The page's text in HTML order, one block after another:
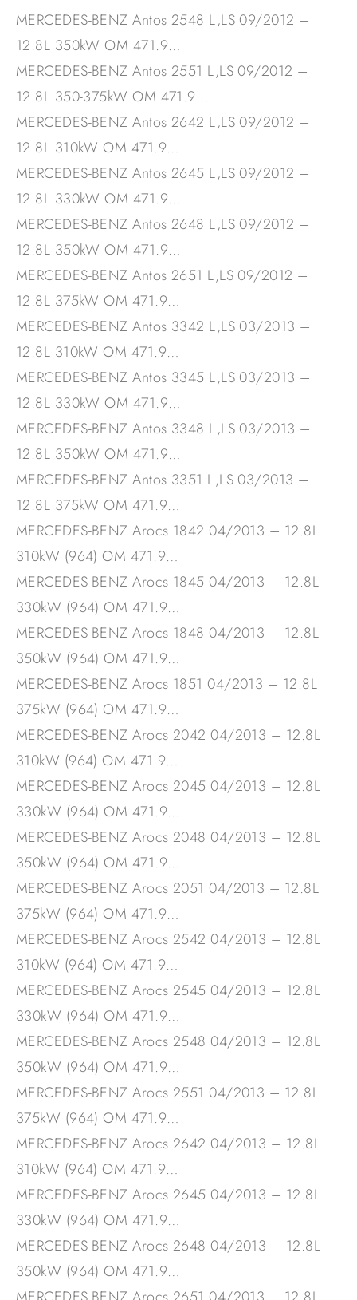
MERCEDES-BENZ Antos 2548 L,LS 09/2012 –
12.8L 350kW OM 471.9…
MERCEDES-BENZ Antos 2551 L,LS 09/2012 –
12.8L 350-375kW OM 471.9…
MERCEDES-BENZ Antos 2642 L,LS 09/2012 –
12.8L 310kW OM 471.9…
MERCEDES-BENZ Antos 2645 L,LS 09/2012 –
12.8L 330kW OM 471.9…
MERCEDES-BENZ Antos 2648 L,LS 09/2012 –
12.8L 350kW OM 471.9…
MERCEDES-BENZ Antos 2651 L,LS 09/2012 –
12.8L 375kW OM 471.9…
MERCEDES-BENZ Antos 3342 L,LS 03/2013 –
12.8L 310kW OM 471.9…
MERCEDES-BENZ Antos 3345 L,LS 03/2013 –
12.8L 330kW OM 471.9…
MERCEDES-BENZ Antos 3348 L,LS 03/2013 –
12.8L 350kW OM 471.9…
MERCEDES-BENZ Antos 3351 L,LS 03/2013 –
12.8L 375kW OM 471.9…
MERCEDES-BENZ Arocs 1842 04/2013 – 12.8L
310kW (964) OM 471.9…
MERCEDES-BENZ Arocs 1845 04/2013 – 12.8L
330kW (964) OM 471.9…
MERCEDES-BENZ Arocs 1848 04/2013 – 12.8L
350kW (964) OM 471.9…
MERCEDES-BENZ Arocs 1851 04/2013 – 12.8L
375kW (964) OM 471.9…
MERCEDES-BENZ Arocs 2042 04/2013 – 12.8L
310kW (964) OM 471.9…
MERCEDES-BENZ Arocs 2045 04/2013 – 12.8L
330kW (964) OM 471.9…
MERCEDES-BENZ Arocs 2048 04/2013 – 12.8L
350kW (964) OM 471.9…
MERCEDES-BENZ Arocs 2051 04/2013 – 12.8L
375kW (964) OM 471.9…
MERCEDES-BENZ Arocs 2542 04/2013 – 12.8L
310kW (964) OM 471.9…
MERCEDES-BENZ Arocs 2545 04/2013 – 12.8L
330kW (964) OM 471.9…
MERCEDES-BENZ Arocs 2548 04/2013 – 12.8L
350kW (964) OM 471.9…
MERCEDES-BENZ Arocs 2551 04/2013 – 12.8L
375kW (964) OM 471.9…
MERCEDES-BENZ Arocs 2642 04/2013 – 12.8L
310kW (964) OM 471.9…
MERCEDES-BENZ Arocs 2645 04/2013 – 12.8L
330kW (964) OM 471.9…
MERCEDES-BENZ Arocs 2648 04/2013 – 12.8L
350kW (964) OM 471.9…